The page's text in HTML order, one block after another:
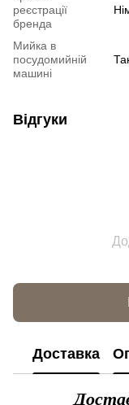
реєстрації
бренда
Мийка в
посудомийній
машині
Відгуки
Доставка